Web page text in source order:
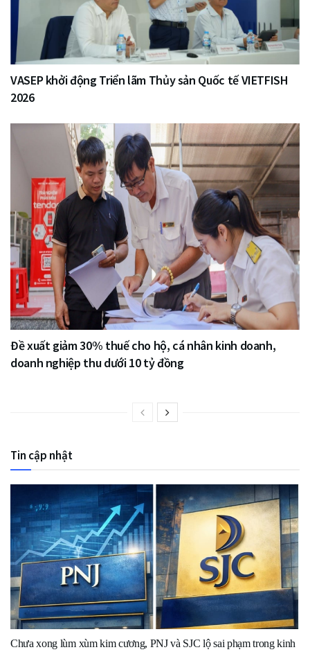
VASEP khởi động Triển lãm Thủy sản Quốc tế VIETFISH
2026
Đề xuất giảm 30% thuế cho hộ, cá nhân kinh doanh,
doanh nghiệp thu dưới 10 tỷ đồng
Tin cập nhật
Chưa xong lùm xùm kim cương, PNJ và SJC lộ sai phạm trong kinh